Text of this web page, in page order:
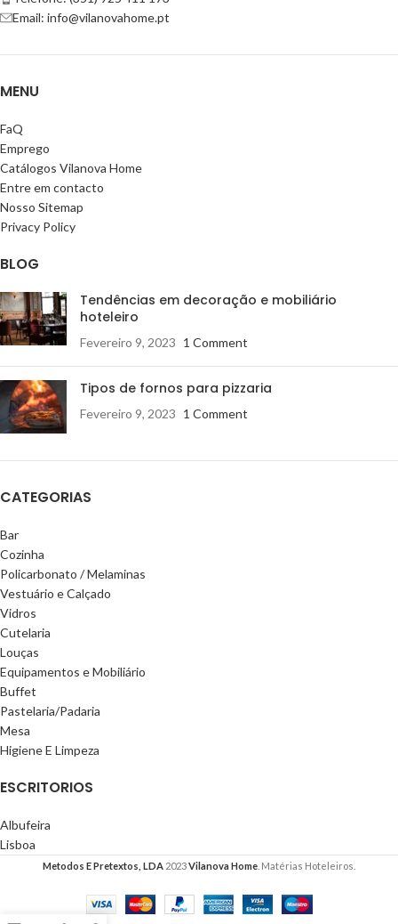
Email: info@vilanovahome.pt
MENU
FaQ
Emprego
Catálogos Vilanova Home
Entre em contacto
Nosso Sitemap
Privacy Policy
BLOG
Tendências em decoração e mobiliário
hoteleiro
Fevereiro 9, 2023 1 Comment
Tipos de fornos para pizzaria
Fevereiro 9, 2023 1 Comment
CATEGORIAS
Bar
Cozinha
Policarbonato / Melaminas
Vestuário e Calçado
Vidros
Cutelaria
Louças
Equipamentos e Mobiliário
Buffet
Pastelaria/Padaria
Mesa
Higiene E Limpeza
ESCRITORIOS
Albufeira
Lisboa
Metodos E Pretextos, LDA 2023Vilanova Home . Matérias Hoteleiros.